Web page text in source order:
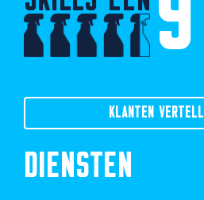
KLANTEN
DIENSTEN